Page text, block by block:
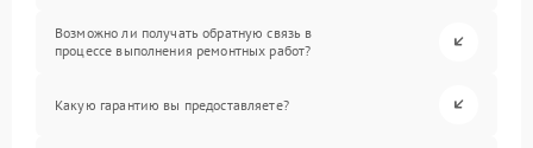
Возможно ли получать обратную связь в
процессе выполнения ремонтных работ?
Какую гарантию вы предоставляете?